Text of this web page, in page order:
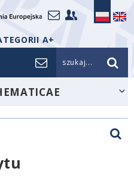
A+
szukaj...